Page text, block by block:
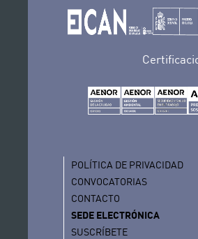
POLÍTICA DE PRIVACIDAD
CONVOCATORIAS
CONTACTO
SEDE ELECTRÓNICA
SUSCRÍBETE